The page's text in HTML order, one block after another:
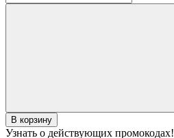
В корзину
Узнать о действующих промокодах!